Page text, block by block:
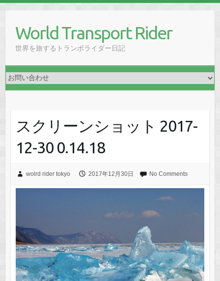
contentWorld Transport Rider
世界を旅するトランポライダー日記
スクリーンショット 2017-
12-30 0.14.18
wolrd rider tokyo 2017年12月30日 No Comments